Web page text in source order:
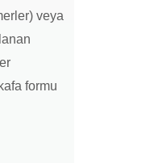
veya
formu